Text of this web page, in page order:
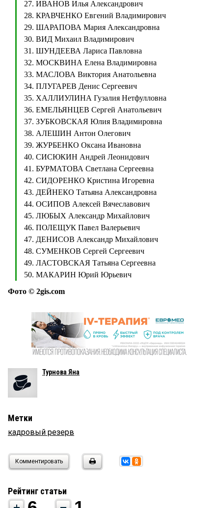
27. ИВАНОВ Илья Александрович
28. КРАВЧЕНКО Евгений Владимирович
29. ШАРАПОВА Мария Александровна
30. ВИД Михаил Владимирович
31. ШУНДЕЕВА Лариса Павловна
32. МОСКВИНА Елена Владимировна
33. МАСЛОВА Виктория Анатольевна
34. ПЛУГАРЕВ Денис Сергеевич
35. ХАЛЛИУЛИНА Гузалия Нетфулловна
36. ЕМЕЛЬЯНЦЕВ Сергей Анатольевич
37. ЗУБКОВСКАЯ Юлия Владимировна
38. АЛЕШИН Антон Олегович
39. ЖУРБЕНКО Оксана Ивановна
40. СИСЮКИН Андрей Леонидович
41. БУРМАТОВА Светлана Сергеевна
42. СИДОРЕНКО Кристина Игоревна
43. ДЕЙНЕКО Татьяна Александровна
44. ОСИПОВ Алексей Вячеславович
45. ЛЮБЫХ Александр Михайлович
46. ПОЛЕЩУК Павел Валерьевич
47. ДЕНИСОВ Александр Михайлович
48. СУМЕНКОВ Сергей Сергеевич
49. ЛАСТОВСКАЯ Татьяна Сергеевна
50. МАКАРИН Юрий Юрьевич
Фото © 2gis.com
Турнова Яна
Метки
кадровый резерв
Комментировать
Рейтинг статьи